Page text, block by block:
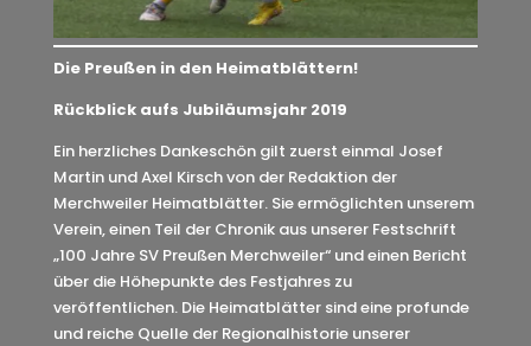
Die Preußen in den Heimatblättern!
Rückblick aufs Jubiläumsjahr 2019
Ein herzliches Dankeschön gilt zuerst einmal Josef
Martin und Axel Kirsch von der Redaktion der
Merchweiler Heimatblätter. Sie ermöglichten unserem
Verein, einen Teil der Chronik aus unserer Festschrift
„100 Jahre SV Preußen Merchweiler“ und einen Bericht
über die Höhepunkte des Festjahres zu
veröffentlichen. Die Heimatblätter sind eine profunde
und reiche Quelle der Regionalhistorie unserer